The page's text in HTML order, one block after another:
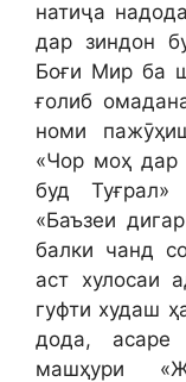
натиҷа
дар зиндон
Боғи Мир ба
ғолиб
номи
«Чор моҳ дар
буд
«Баъзеи
балки чанд
аст хулосаи
гуфти худаш
дода, асаре
машҳури